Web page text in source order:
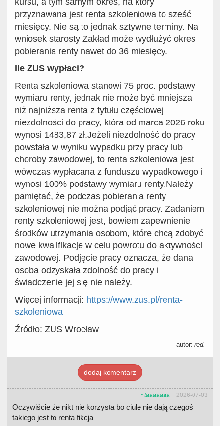
kursu, a tym samym okres, na który
przyznawana jest renta szkoleniowa to sześć
miesięcy. Nie są to jednak sztywne terminy. Na
wniosek starosty Zakład może wydłużyć okres
pobierania renty nawet do 36 miesięcy.
Ile ZUS wypłaci?
Renta szkoleniowa stanowi 75 proc. podstawy
wymiaru renty, jednak nie może być mniejsza
niż najniższa renta z tytułu częściowej
niezdolności do pracy, która od marca 2026 roku
wynosi 1483,87 zł.Jeżeli niezdolność do pracy
powstała w wyniku wypadku przy pracy lub
choroby zawodowej, to renta szkoleniowa jest
wówczas wypłacana z funduszu wypadkowego i
wynosi 100% podstawy wymiaru renty.Należy
pamiętać, że podczas pobierania renty
szkoleniowej nie można podjąć pracy. Zadaniem
renty szkoleniowej jest, bowiem zapewnienie
środków utrzymania osobom, które chcą zdobyć
nowe kwalifikacje w celu powrotu do aktywności
zawodowej. Podjęcie pracy oznacza, że dana
osoba odzyskała zdolność do pracy i
świadczenie jej się nie należy.
Więcej informacji: https://www.zus.pl/renta-
szkoleniowa
Źródło: ZUS Wrocław
autor: red.
dodaj komentarz
~taaaaaaa 2026-07-03
Oczywiście że nikt nie korzysta bo ciule nie dają czegoś
takiego jest to renta fikcja